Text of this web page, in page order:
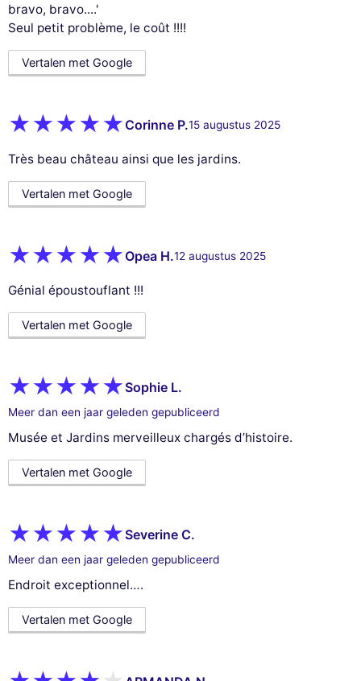
bravo, bravo....'
Seul petit problème, le coût !!!!
Vertalen met Google
Corinne P.15 augustus 2025
Très beau château ainsi que les jardins.
Vertalen met Google
Opea H.12 augustus 2025
Génial époustouflant !!!
Vertalen met Google
Sophie L.
Meer dan een jaar geleden gepubliceerd
Musée et Jardins merveilleux chargés d’histoire.
Vertalen met Google
Severine C.
Meer dan een jaar geleden gepubliceerd
Endroit exceptionnel….
Vertalen met Google